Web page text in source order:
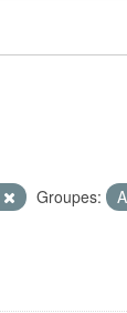
Groupes: